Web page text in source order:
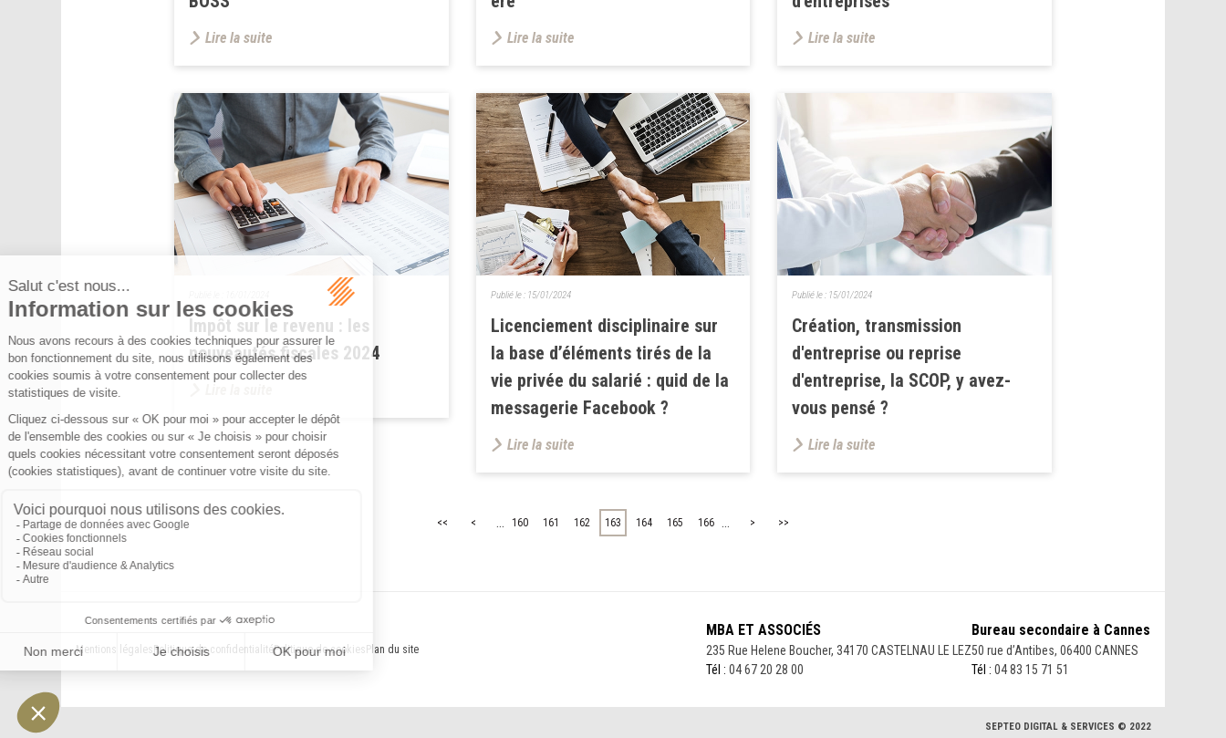
Lire la suite Lire la suite Lire la suite
Impôt sur le revenu : les
nouveautés fiscales 2024
Licenciement disciplinaire sur
la base d’éléments tirés de la
vie privée du salarié : quid de la
messagerie Facebook ?
Publié le : 15/01/2024
Lire la suite
Création, transmission
d'entreprise ou reprise
d'entreprise, la SCOP, y avez-
vous pensé ?
Publié le : 15/01/2024
Lire la suite
<< < ... 160 161 162 163 164 165 166 ... > >>
Mentions légales Politique de confidentialitéPolitique de cookies Plan du site
MBA ET ASSOCIÉS
235 Rue Helene Boucher, 34170 CASTELNAU LE LEZ
Tél : 04 67 20 28 00
Bureau secondaire à Cannes
50 rue d’Antibes, 06400 CANNES
Tél : 04 83 15 71 51
SEPTEO DIGITAL & SERVICES © 2022